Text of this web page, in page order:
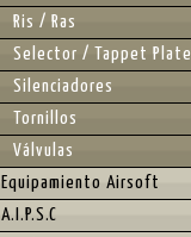
Ris / Ras
Selector / Tappet Plate
Silenciadores
Tornillos
Válvulas
Equipamiento Airsoft
A.I.P.S.C